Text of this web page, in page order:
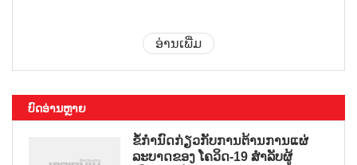
ອ່ານເພີ່ມ
ບົດອ່ານຫຼາຍ
ຂໍ້ກຳນົດກ່ຽວກັບການຕ້ານການແຜ່
ລະບາດຂອງ ໂຄວິດ-19 ສຳລັບຜູ້